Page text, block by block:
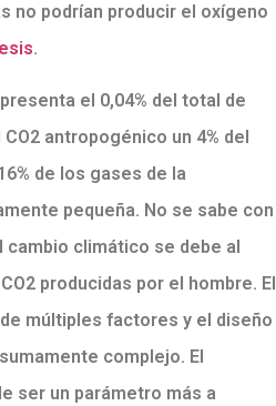
no podrían producir el oxígeno
.
el 0,04% del total de
CO2 antropogénico un 4% del
de los gases de la
pequeña. No se sabe con
climático se debe al
producidas por el hombre. El
múltiples factores y el diseño
complejo. El
ser un parámetro más a